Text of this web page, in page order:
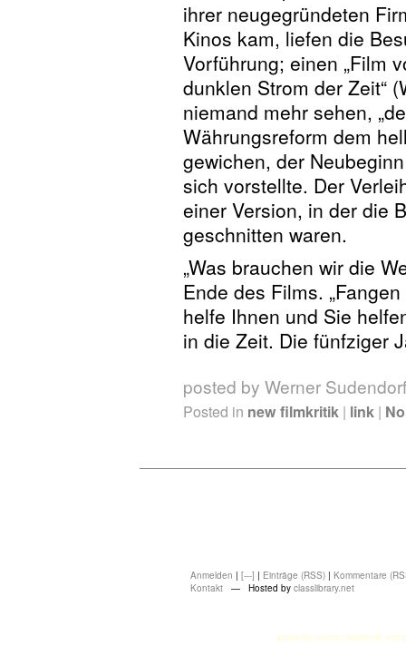
ihrer neugegründeten
Kinos kam, liefen die
Vorführung; einen „Film
dunklen Strom der Zeit“
niemand mehr sehen,
Währungsreform dem
gewichen, der
sich vorstellte. Der
einer Version, in der die
geschnitten waren.
„Was brauchen wir die
Ende des Films.
helfe Ihnen und Sie
in die Zeit. Die fünfziger
posted by Werner Sudendorf
Posted in new filmkritik | link |
Anmelden | [---] | Einträge (RSS) | Kommentare
Kontakt — Hosted by classlibrary.net
atasehir escort atasehir